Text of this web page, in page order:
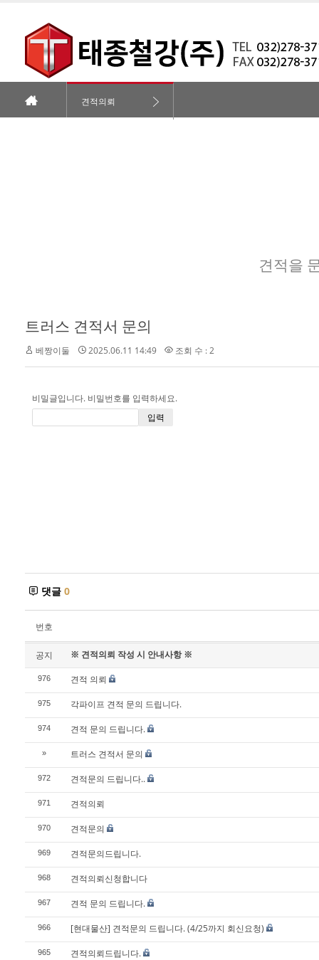
견적의뢰
견적을
트러스 견적서 문의
베짱이둘 2025.06.11 14:49 조회 수 : 2
비밀글입니다. 비밀번호를 입력하세요.
댓글 0
번호
공지 ※ 견적의뢰 작성 시 안내사항 ※
976 견적 의뢰
975 각파이프 견적 문의 드립니다.
974 견적 문의 드립니다.
» 트러스 견적서 문의
972 견적문의 드립니다..
971 견적의뢰
970 견적문의
969 견적문의드립니다.
968 견적의뢰신청합니다
967 견적 문의 드립니다.
966 [현대물산] 견적문의 드립니다. (4/25까지 회신요청)
965 견적의뢰드립니다.